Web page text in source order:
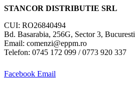
STANCOR DISTRIBUTIE SRL
CUI: RO26840494
Bd. Basarabia, 256G, Sector 3, Bucuresti
Email: comenzi@eppm.ro
Telefon: 0745 172 099 / 0773 920 337
Facebook Email